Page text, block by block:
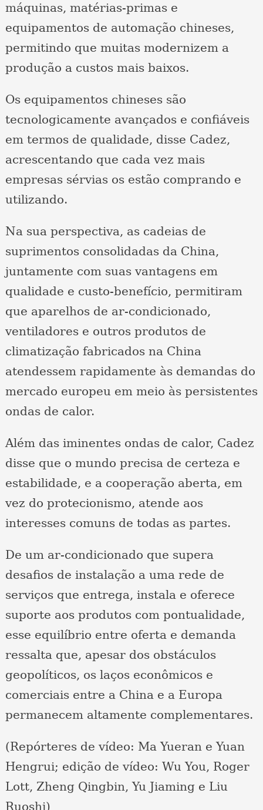
máquinas, matérias-primas e
equipamentos de automação chineses,
permitindo que muitas modernizem a
produção a custos mais baixos.
Os equipamentos chineses são
tecnologicamente avançados e confiáveis ​​
em termos de qualidade, disse Cadez,
acrescentando que cada vez mais
empresas sérvias os estão comprando e
utilizando.
Na sua perspectiva, as cadeias de
suprimentos consolidadas da China,
juntamente com suas vantagens em
qualidade e custo-benefício, permitiram
que aparelhos de ar-condicionado,
ventiladores e outros produtos de
climatização fabricados na China
atendessem rapidamente às demandas do
mercado europeu em meio às persistentes
ondas de calor.
Além das iminentes ondas de calor, Cadez
disse que o mundo precisa de certeza e
estabilidade, e a cooperação aberta, em
vez do protecionismo, atende aos
interesses comuns de todas as partes.
De um ar-condicionado que supera
desafios de instalação a uma rede de
serviços que entrega, instala e oferece
suporte aos produtos com pontualidade,
esse equilíbrio entre oferta e demanda
ressalta que, apesar dos obstáculos
geopolíticos, os laços econômicos e
comerciais entre a China e a Europa
permanecem altamente complementares.
(Repórteres de vídeo: Ma Yueran e Yuan
Hengrui; edição de vídeo: Wu You, Roger
Lott, Zheng Qingbin, Yu Jiaming e Liu
Ruoshi)